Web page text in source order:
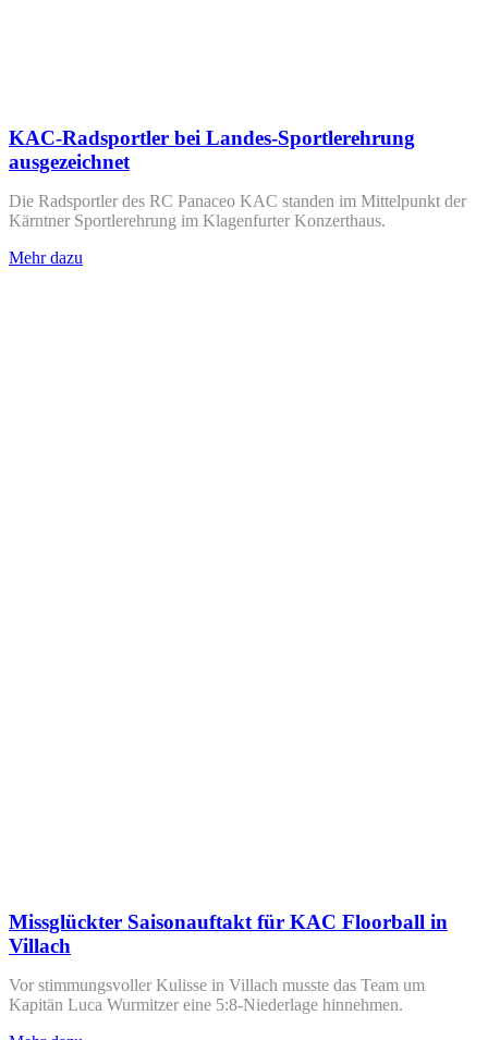
KAC-Radsportler bei Landes-Sportlerehrung
ausgezeichnet
Die Radsportler des RC Panaceo KAC standen im Mittelpunkt der
Kärntner Sportlerehrung im Klagenfurter Konzerthaus.
Mehr dazu
Missglückter Saisonauftakt für KAC Floorball in
Villach
Vor stimmungsvoller Kulisse in Villach musste das Team um
Kapitän Luca Wurmitzer eine 5:8-Niederlage hinnehmen.